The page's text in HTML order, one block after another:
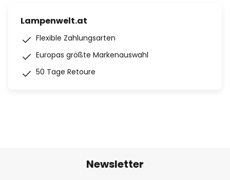
Lampenwelt.at
Flexible Zahlungsarten
Europas größte Markenauswahl
50 Tage Retoure
Newsletter